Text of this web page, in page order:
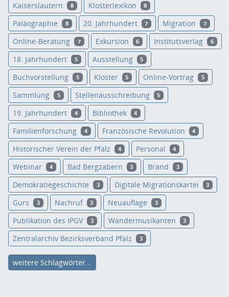
Kaiserslautern 8 Klosterlexikon 8
Paläographie 8 20. Jahrhundert 7 Migration 7
Online-Beratung 7 Exkursion 6 Institutsverlag 6
18. Jahrhundert 5 Ausstellung 5
Buchvorstellung 5 Kloster 5 Online-Vortrag 5
Sammlung 5 Stellenausschreibung 5
19. Jahrhundert 4 Bibliothek 4
Familienforschung 4 Französische Revolution 4
Historischer Verein der Pfalz 4 Personal 4
Webinar 4 Bad Bergzabern 3 Brand 3
Demokratiegeschichte 3 Digitale Migrationskartei 3
Gurs 3 Nachruf 3 Neuauflage 3
Publikation des IPGV 3 Wandermusikanten 3
Zentralarchiv Bezirksverband Pfalz 3
weitere Schlagwörter...